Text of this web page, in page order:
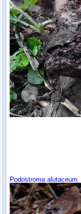
Podostroma alutaceum